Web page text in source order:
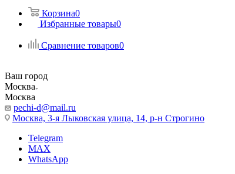
Корзина0
Избранные товары0
Сравнение товаров0
Ваш город
Москва
Москва
pechi-d@mail.ru
Москва, 3-я Лыковская улица, 14, р-н Строгино
Telegram
MAX
WhatsApp